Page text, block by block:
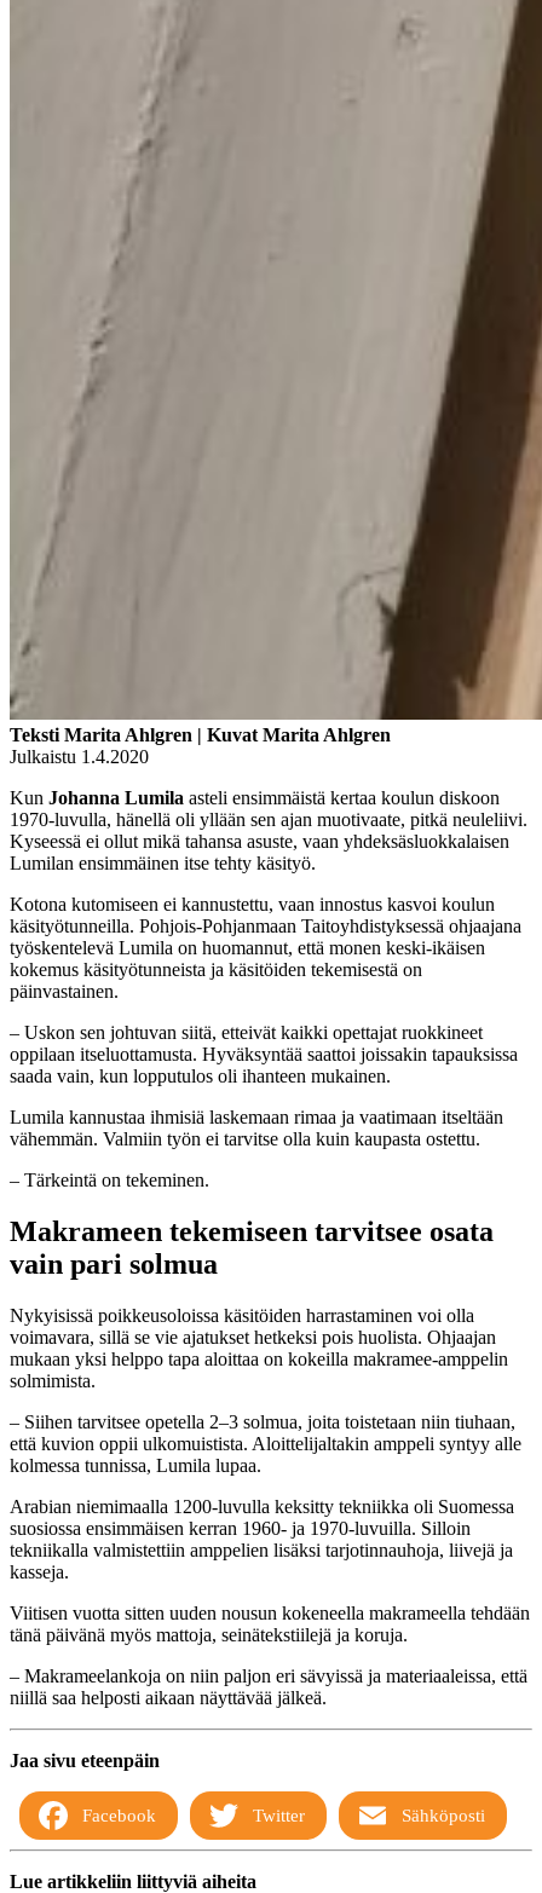
Teksti Marita Ahlgren | Kuvat Marita Ahlgren
Julkaistu 1.4.2020
Kun Johanna Lumila asteli ensimmäistä kertaa koulun diskoon
1970-luvulla, hänellä oli yllään sen ajan muotivaate, pitkä neuleliivi.
Kyseessä ei ollut mikä tahansa asuste, vaan yhdeksäsluokkalaisen
Lumilan ensimmäinen itse tehty käsityö.
Kotona kutomiseen ei kannustettu, vaan innostus kasvoi koulun
käsityötunneilla. Pohjois-Pohjanmaan Taitoyhdistyksessä ohjaajana
työskentelevä Lumila on huomannut, että monen keski-ikäisen
kokemus käsityötunneista ja käsitöiden tekemisestä on
päinvastainen.
– Uskon sen johtuvan siitä, etteivät kaikki opettajat ruokkineet
oppilaan itseluottamusta. Hyväksyntää saattoi joissakin tapauksissa
saada vain, kun lopputulos oli ihanteen mukainen.
Lumila kannustaa ihmisiä laskemaan rimaa ja vaatimaan itseltään
vähemmän. Valmiin työn ei tarvitse olla kuin kaupasta ostettu.
– Tärkeintä on tekeminen.
Makrameen tekemiseen tarvitsee osata
vain pari solmua
Nykyisissä poikkeusoloissa käsitöiden harrastaminen voi olla
voimavara, sillä se vie ajatukset hetkeksi pois huolista. Ohjaajan
mukaan yksi helppo tapa aloittaa on kokeilla makramee-amppelin
solmimista.
– Siihen tarvitsee opetella 2–3 solmua, joita toistetaan niin tiuhaan,
että kuvion oppii ulkomuistista. Aloittelijaltakin amppeli syntyy alle
kolmessa tunnissa, Lumila lupaa.
Arabian niemimaalla 1200-luvulla keksitty tekniikka oli Suomessa
suosiossa ensimmäisen kerran 1960- ja 1970-luvuilla. Silloin
tekniikalla valmistettiin amppelien lisäksi tarjotinnauhoja, liivejä ja
kasseja.
Viitisen vuotta sitten uuden nousun kokeneella makrameella tehdään
tänä päivänä myös mattoja, seinätekstiilejä ja koruja.
– Makrameelankoja on niin paljon eri sävyissä ja materiaaleissa, että
niillä saa helposti aikaan näyttävää jälkeä.
Jaa sivu eteenpäin
Facebook Twitter Sähköposti
Lue artikkeliin liittyviä aiheita